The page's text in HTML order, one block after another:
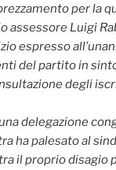
per la
assessore Luigi
espresso
del partito in
degli
delegazione
ha palesato al
il proprio disagio